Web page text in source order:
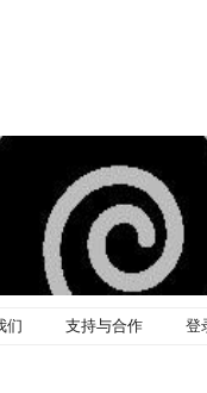
们 支持与合作 登